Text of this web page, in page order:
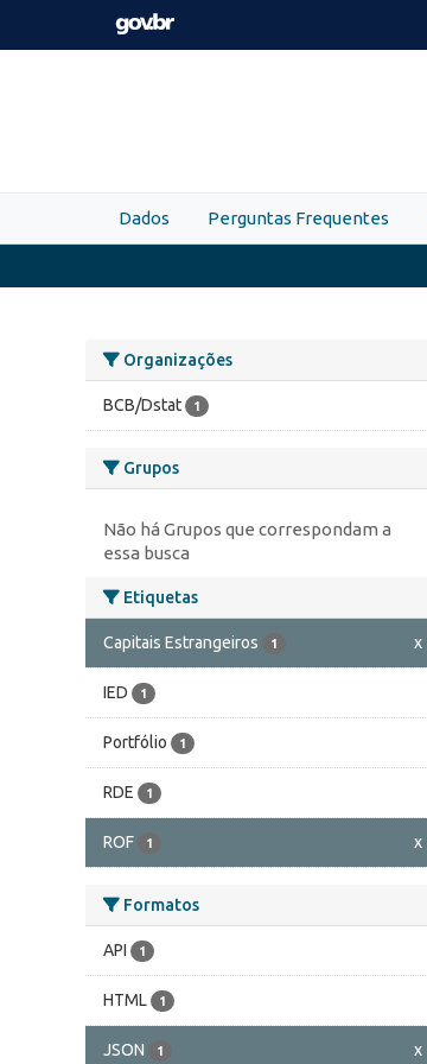
Skip to main content
Dados Perguntas Frequentes
Organizações
BCB/Dstat 1
Grupos
Não há Grupos que correspondam a
essa busca
Etiquetas
Capitais Estrangeiros 1 x
IED 1
Portfólio 1
RDE 1
ROF 1 x
Formatos
API 1
HTML 1
JSON 1 x